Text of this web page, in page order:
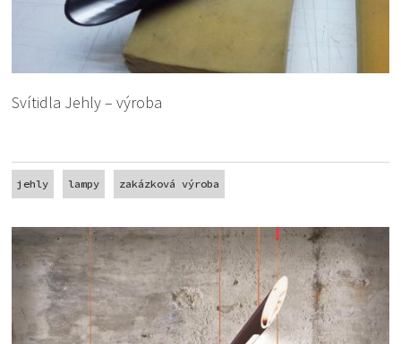
Svítidla Jehly – výroba
jehly lampy zakázková výroba